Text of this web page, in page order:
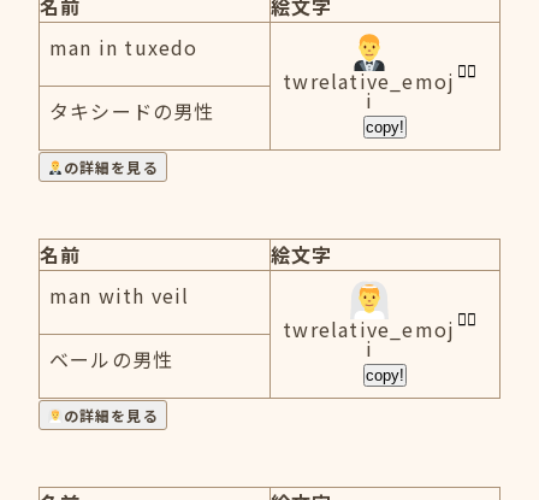
名前
絵文字
man in tuxedo
twrelative_emoj
i
copy!
タキシードの男性
の詳細を見る
名前
絵文字
man with veil
twrelative_emoj
i
copy!
ベールの男性
の詳細を見る